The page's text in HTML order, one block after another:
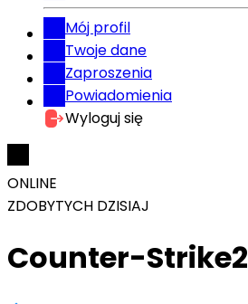
Mój profil
Twoje dane
Zaproszenia
Powiadomienia
Wyloguj się
ONLINE
ZDOBYTYCH DZISIAJ
Counter-Strike2